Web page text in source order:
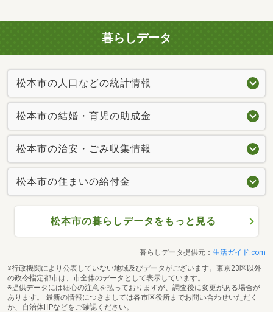
暮らしデータ
松本市の人口などの統計情報
松本市の結婚・育児の助成金
松本市の治安・ごみ収集情報
松本市の住まいの給付金
松本市の暮らしデータをもっと見る
暮らしデータ提供元： 生活ガイド.com
※行政機関により公表していない地域及びデータがございます。東京23区以外
の政令指定都市は、市全体のデータとして表示しています。
※提供データには細心の注意を払っておりますが、調査後に変更がある場合が
あります。 最新の情報につきましては各市区役所までお問い合わせいただく
か、自治体HPなどをご確認ください。